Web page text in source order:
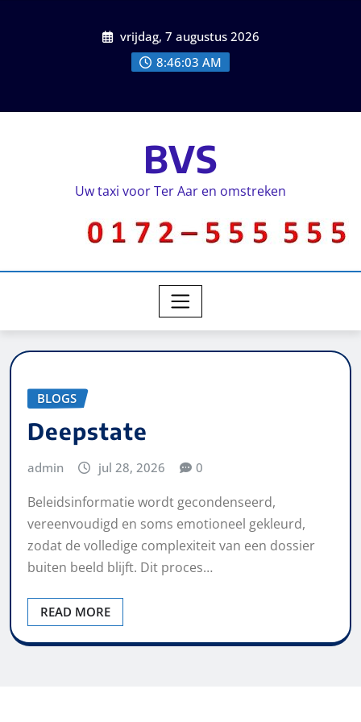
vrijdag, 7 augustus 2026
8:46:03 AM
BVS
Uw taxi voor Ter Aar en omstreken
BLOGS
Deepstate
admin jul 28, 2026 0
Beleidsinformatie wordt gecondenseerd,
vereenvoudigd en soms emotioneel gekleurd,
zodat de volledige complexiteit van een dossier
buiten beeld blijft. Dit proces…
READ MORE